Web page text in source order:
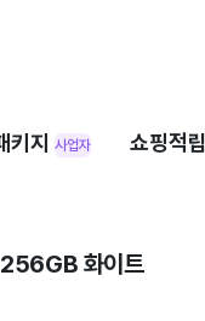
키지 사업자 쇼핑적립
256GB 화이트